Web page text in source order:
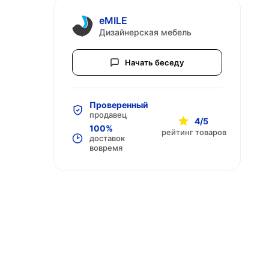
eMILE
Дизайнерская мебель
Начать беседу
Проверенный
продавец
100%
доставок
вовремя
4/5
рейтинг товаров